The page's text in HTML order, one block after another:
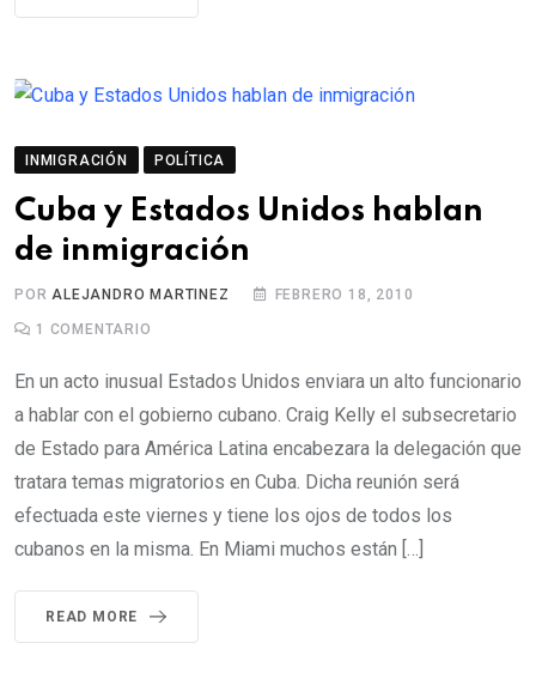
INMIGRACIÓN POLÍTICA
Cuba y Estados Unidos hablan
de inmigración
PORALEJANDRO MARTINEZ FEBRERO 18, 2010
1 COMENTARIO
En un acto inusual Estados Unidos enviara un alto funcionario
a hablar con el gobierno cubano. Craig Kelly el subsecretario
de Estado para América Latina encabezara la delegación que
tratara temas migratorios en Cuba. Dicha reunión será
efectuada este viernes y tiene los ojos de todos los
cubanos en la misma. En Miami muchos están […]
READ MORE